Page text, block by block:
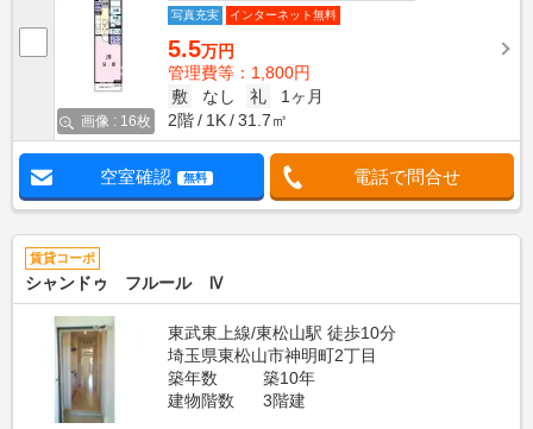
画像 : 16枚
写真充実
インターネット無料
5.5万円
管理費等：1,800円
敷
なし 礼
1ヶ月
2階
1K 31.7㎡
空室確認 無料 電話で問合せ
賃貸コーポ
シャンドゥ フルール Ⅳ
東武東上線/東松山駅 徒歩10分
埼玉県東松山市神明町2丁目
築年数
築10年
建物階数
3階建